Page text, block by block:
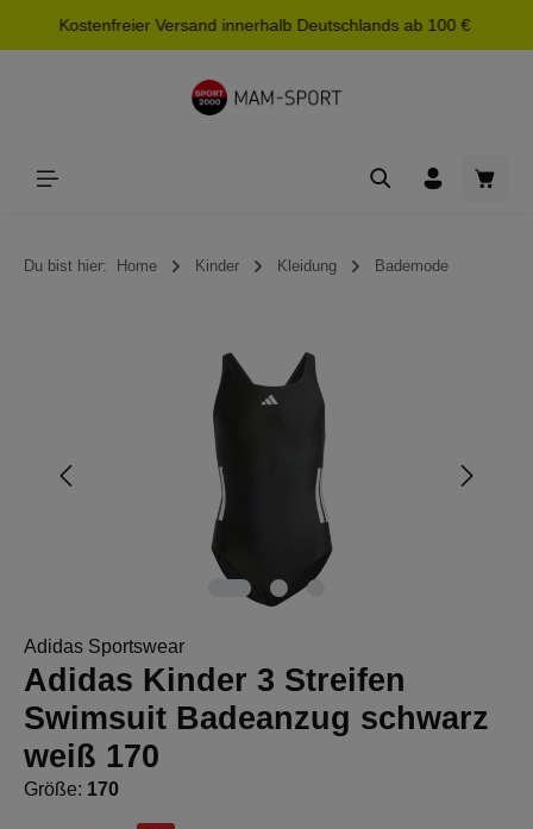
springen
Kostenfreier Versand innerhalb Deutschlands ab 100 €
Du bist hier: Home Kinder Kleidung Bademode
Bildergalerie überspringen
Adidas Sportswear
Adidas Kinder 3 Streifen
Swimsuit Badeanzug schwarz
weiß 170
Größe: 170